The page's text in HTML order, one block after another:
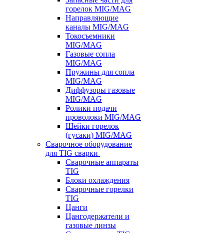
горелок MIG/MAG
Направляющие
каналы MIG/MAG
Токосъемники
MIG/MAG
Газовые сопла
MIG/MAG
Пружины для сопла
MIG/MAG
Диффузоры газовые
MIG/MAG
Ролики подачи
проволоки MIG/MAG
Шейки горелок
(гусаки) MIG/MAG
Сварочное оборудование
для TIG сварки
Сварочные аппараты
TIG
Блоки охлаждения
Сварочные горелки
TIG
Цанги
Цангодержатели и
газовые линзы